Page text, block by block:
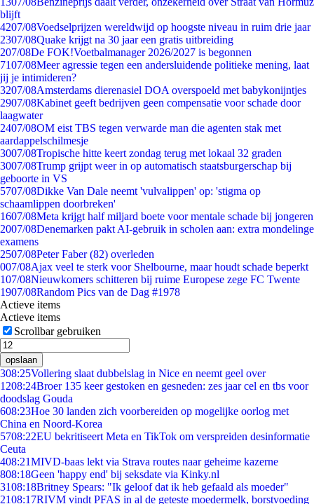
blijft
4207/08Voedselprijzen wereldwijd op hoogste niveau in ruim drie jaar
2307/08Quake krijgt na 30 jaar een gratis uitbreiding
207/08De FOK!Voetbalmanager 2026/2027 is begonnen
7107/08Meer agressie tegen een andersluidende politieke mening, laat
jij je intimideren?
3207/08Amsterdams dierenasiel DOA overspoeld met babykonijntjes
2907/08Kabinet geeft bedrijven geen compensatie voor schade door
laagwater
2407/08OM eist TBS tegen verwarde man die agenten stak met
aardappelschilmesje
3007/08Tropische hitte keert zondag terug met lokaal 32 graden
3007/08Trump grijpt weer in op automatisch staatsburgerschap bij
geboorte in VS
5707/08Dikke Van Dale neemt 'vulvalippen' op: 'stigma op
schaamlippen doorbreken'
1607/08Meta krijgt half miljard boete voor mentale schade bij jongeren
2007/08Denemarken pakt AI-gebruik in scholen aan: extra mondelinge
examens
2507/08Peter Faber (82) overleden
007/08Ajax veel te sterk voor Shelbourne, maar houdt schade beperkt
107/08Nieuwkomers schitteren bij ruime Europese zege FC Twente
1907/08Random Pics van de Dag #1978
Actieve items
Actieve items
Scrollbar gebruiken
opslaan
308:25Vollering slaat dubbelslag in Nice en neemt geel over
1208:24Broer 135 keer gestoken en gesneden: zes jaar cel en tbs voor
doodslag Gouda
608:23Hoe 30 landen zich voorbereiden op mogelijke oorlog met
China en Noord-Korea
5708:22EU bekritiseert Meta en TikTok om verspreiden desinformatie
Ceuta
408:21MIVD-baas lekt via Strava routes naar geheime kazerne
808:18Geen 'happy end' bij seksdate via Kinky.nl
3108:18Britney Spears: "Ik geloof dat ik heb gefaald als moeder"
2108:17RIVM vindt PFAS in al de geteste moedermelk, borstvoeding